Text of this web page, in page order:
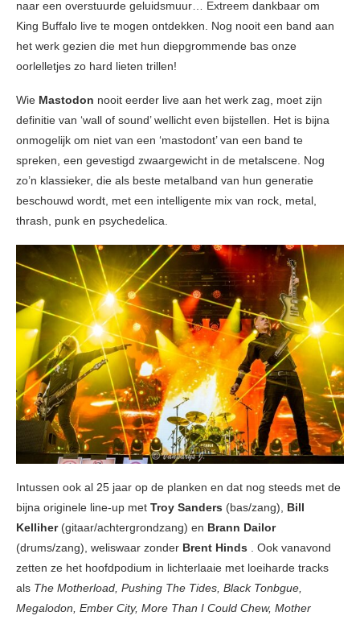
naar een overstuurde geluidsmuur… Extreem dankbaar om
King Buffalo live te mogen ontdekken. Nog nooit een band aan
het werk gezien die met hun diepgrommende bas onze
oorlelletjes zo hard lieten trillen!
Wie Mastodon nooit eerder live aan het werk zag, moet zijn
definitie van ‘wall of sound’ wellicht even bijstellen. Het is bijna
onmogelijk om niet van een ‘mastodont’ van een band te
spreken, een gevestigd zwaargewicht in de metalscene. Nog
zo’n klassieker, die als beste metalband van hun generatie
beschouwd wordt, met een intelligente mix van rock, metal,
thrash, punk en psychedelica.
Intussen ook al 25 jaar op de planken en dat nog steeds met de
bijna originele line-up met Troy Sanders (bas/zang), Bill
Kelliher (gitaar/achtergrondzang) en Brann Dailor
(drums/zang), weliswaar zonder Brent Hinds . Ook vanavond
zetten ze het hoofdpodium in lichterlaaie met loeiharde tracks
als The Motherload, Pushing The Tides, Black Tonbgue,
Megalodon, Ember City, More Than I Could Chew, Mother